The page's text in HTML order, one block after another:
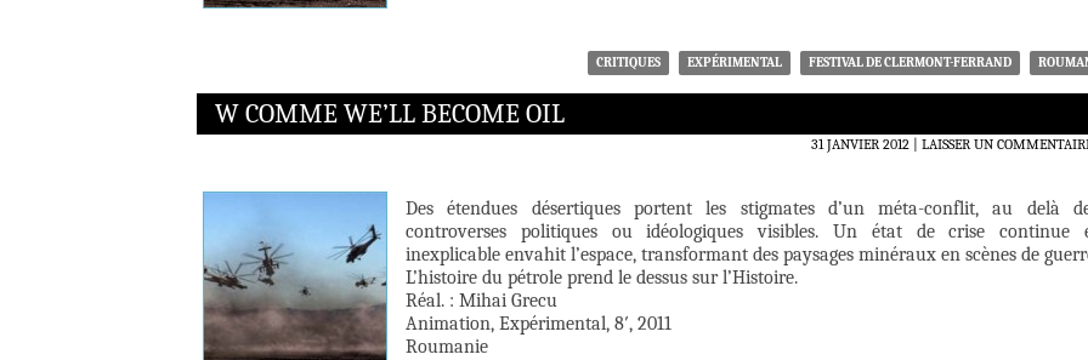
CRITIQUES EXPÉRIMENTAL FESTIVAL DE CLERMONT-FERRAND
W COMME WE’LL BECOME OIL
31 JANVIER 2012 LAISSER UN
Des étendues désertiques portent les stigmates d’un méta-conflit, au delà
controverses politiques ou idéologiques visibles. Un état de crise continue
inexplicable envahit l’espace, transformant des paysages minéraux en scènes de
L’histoire du pétrole prend le dessus sur l’Histoire.
Réal. : Mihai Grecu
Animation, Expérimental, 8′, 2011
Roumanie